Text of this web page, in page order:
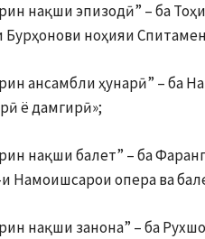
нақши эпизодӣ” – ба
Бурҳонови ноҳияи
ансамбли ҳунарӣ” – ба
ё дамгирӣ»;
нақши балет” – ба
Намоишсарои опера ва
нақши занона” – ба